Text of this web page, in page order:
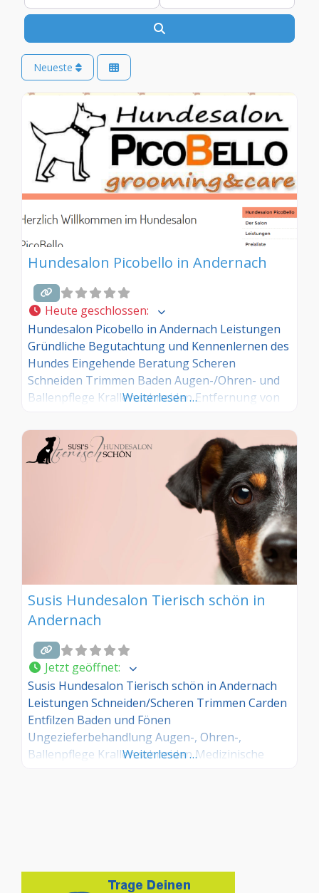
Neueste
Hundesalon Picobello in Andernach
Heute geschlossen:
Hundesalon Picobello in Andernach Leistungen
Gründliche Begutachtung und Kennenlernen des
Hundes Eingehende Beratung Scheren
Schneiden Trimmen Baden Augen-/Ohren- und
Ballenpflege Krallen schneiden Entfernung von
entleeren
Weiterlesen …
Susis Hundesalon Tierisch schön in
Andernach
Jetzt geöffnet:
Susis Hundesalon Tierisch schön in Andernach
Leistungen Schneiden/Scheren Trimmen Carden
Entfilzen Baden und Fönen
Ungezieferbehandlung Augen-, Ohren-,
Ballenpflege Krallen schneiden Medizinische
Weiterlesen …